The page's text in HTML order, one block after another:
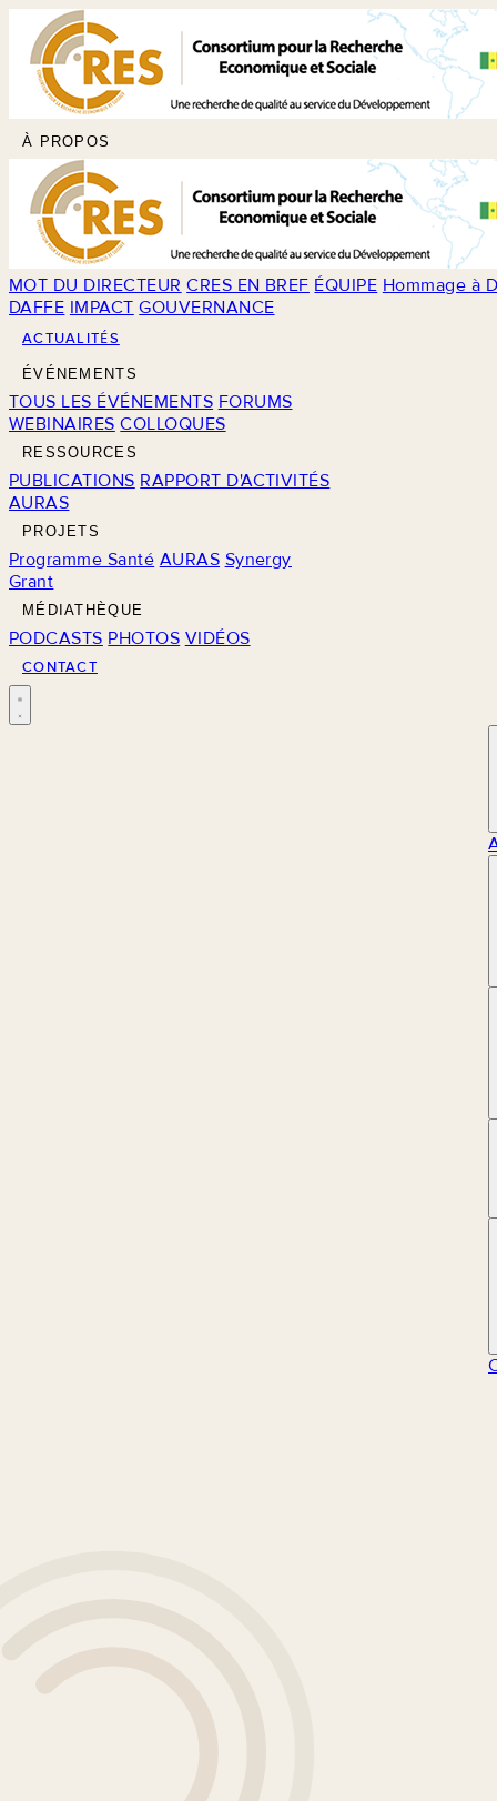
À PROPOS
MOT DU DIRECTEUR CRES EN BREF ÉQUIPE Hommage à
DAFFE IMPACT GOUVERNANCE
ACTUALITÉS
ÉVÉNEMENTS
TOUS LES ÉVÉNEMENTS FORUMS
WEBINAIRES COLLOQUES
RESSOURCES
PUBLICATIONS RAPPORT D'ACTIVITÉS
AURAS
PROJETS
Programme Santé AURAS Synergy
Grant
MÉDIATHÈQUE
PODCASTS PHOTOS VIDÉOS
CONTACT